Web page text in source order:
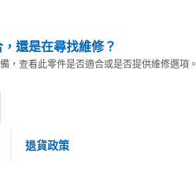
還是在尋找維修？
，查看此零件是否適合或是否提供維修選項。
退貨政策